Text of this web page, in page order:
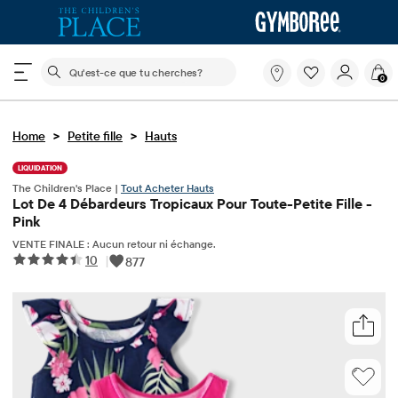
Le champ de recherche ci-dessous filtre les
Qu'est-
que
0
Home > Petite fille > Hauts
LIQUIDATION
The Children's Place | Tout Acheter Hauts
Lot De 4 Débardeurs Tropicaux Pour Toute-Petite Fille -
Pink
VENTE FINALE : Aucun retour ni échange.
10 | 877